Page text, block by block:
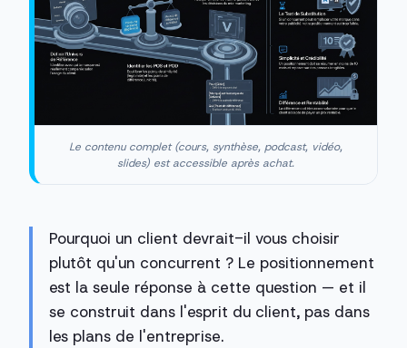
Le contenu complet (cours, synthèse, podcast, vidéo,
slides) est accessible après achat.
Pourquoi un client devrait-il vous choisir
plutôt qu'un concurrent ? Le positionnement
est la seule réponse à cette question — et il
se construit dans l'esprit du client, pas dans
les plans de l'entreprise.